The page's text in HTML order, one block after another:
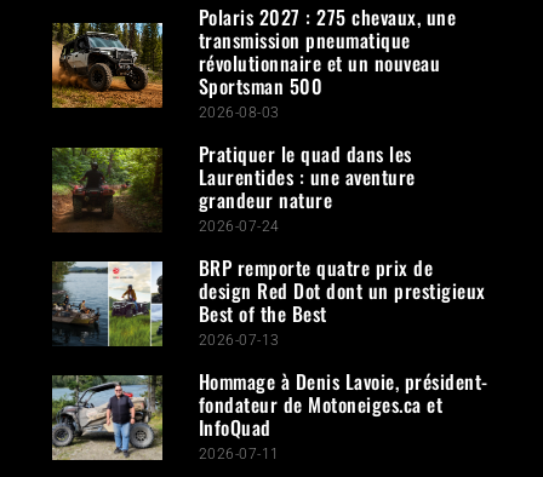
Polaris 2027 : 275 chevaux, une
transmission pneumatique
révolutionnaire et un nouveau
Sportsman 500
2026-08-03
Pratiquer le quad dans les
Laurentides : une aventure
grandeur nature
2026-07-24
BRP remporte quatre prix de
design Red Dot dont un prestigieux
Best of the Best
2026-07-13
Hommage à Denis Lavoie, président-
fondateur de Motoneiges.ca et
InfoQuad
2026-07-11